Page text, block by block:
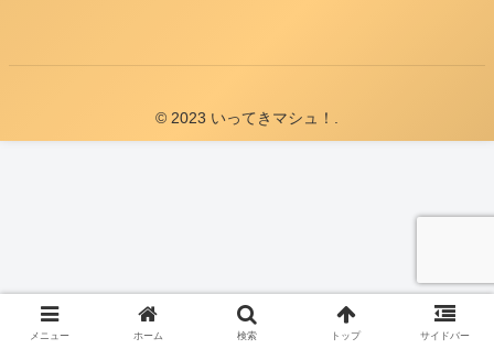
© 2023 いってきマシュ！.
メニュー ホーム 検索 トップ サイドバー